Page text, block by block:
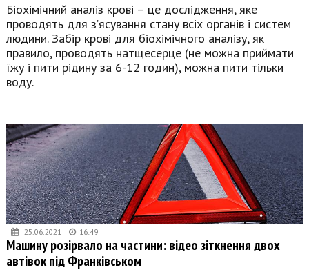
Біохімічний аналіз крові – це дослідження, яке
проводять для з’ясування стану всіх органів і систем
людини. Забір крові для біохімічного аналізу, як
правило, проводять натщесерце (не можна приймати
їжу і пити рідину за 6-12 годин), можна пити тільки
воду.
25.06.2021 16:49
Машину розірвало на частини: відео зіткнення двох
автівок під Франківськом